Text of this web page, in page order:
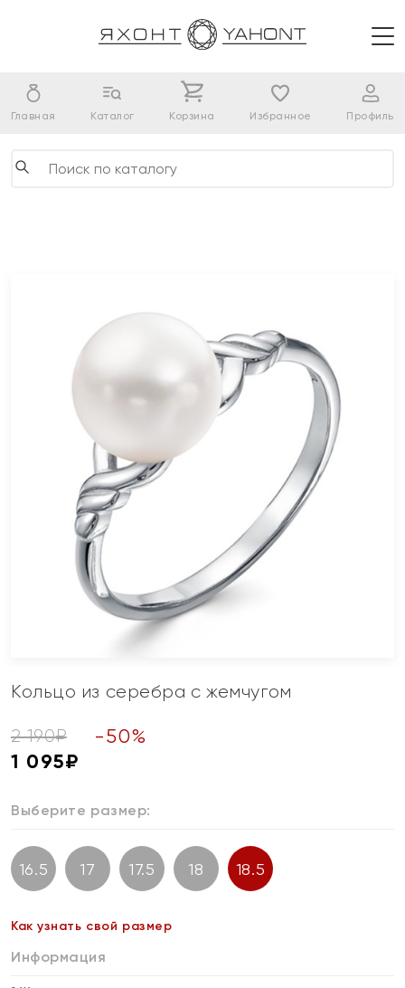
Главная Каталог Корзина Избранное Профиль
Кольцо из серебра с жемчугом
2 190₽ -50%
1 095₽
Выберите размер:
16.5 17 17.5 18 18.5
Как узнать свой размер
Информация